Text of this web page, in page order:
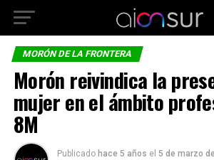
MORÓN DE LA FRONTERA
Morón reivindica la
mujer en el ámbito
8M
Publicado hace 5 años el 5 de marzo